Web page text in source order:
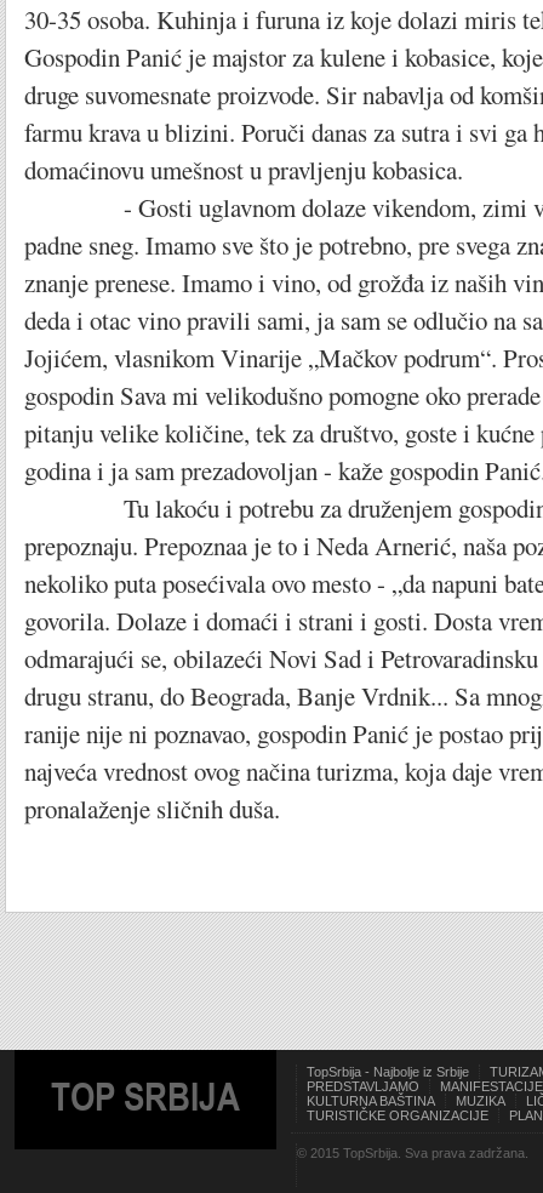
30-35 osoba. Kuhinja i furuna iz koje dolazi miris
Gospodin Panić je majstor za kulene i kobasice,
druge suvomesnate proizvode. Sir nabavlja od
farmu krava u blizini. Poruči danas za sutra i svi ga
domaćinovu umešnost u pravljenju kobasica.
- Gosti uglavnom dolaze vikendom, zimi
padne sneg. Imamo sve što je potrebno, pre svega
znanje prenese. Imamo i vino, od grožđa iz naših
deda i otac vino pravili sami, ja sam se odlučio na
Jojićem, vlasnikom Vinarije „Mačkov podrum“.
gospodin Sava mi velikodušno pomogne oko
pitanju velike količine, tek za društvo, goste i kućne
godina i ja sam prezadovoljan - kaže gospodin
Tu lakoću i potrebu za druženjem
prepoznaju. Prepoznaa je to i Neda Arnerić, naša
nekoliko puta posećivala ovo mesto - „da napuni
govorila. Dolaze i domaći i strani i gosti. Dosta
odmarajući se, obilazeći Novi Sad i
drugu stranu, do Beograda, Banje Vrdnik... Sa
ranije nije ni poznavao, gospodin Panić je postao
najveća vrednost ovog načina turizma, koja daje
pronalaženje sličnih duša.
TOP SRBIJA
TopSrbija - Najbolje iz Srbije
PREDSTAVLJAMO
MANIFESTACIJE
KULTURNA BAŠTINA
MUZIKA
TURISTIČKE ORGANIZACIJE
© 2015 TopSrbija. Sva prava zadržana.